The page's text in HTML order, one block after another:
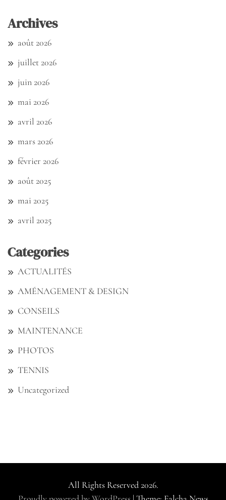
Archives
août 2026
juillet 2026
juin 2026
mai 2026
avril 2026
mars 2026
février 2026
août 2025
mai 2025
avril 2025
Categories
ACTUALITÉS
AMÉNAGEMENT & DESIGN
CONSEILS
MAINTENANCE
PHOTOS
TENNIS
Uncategorized
All Rights Reserved 2026.